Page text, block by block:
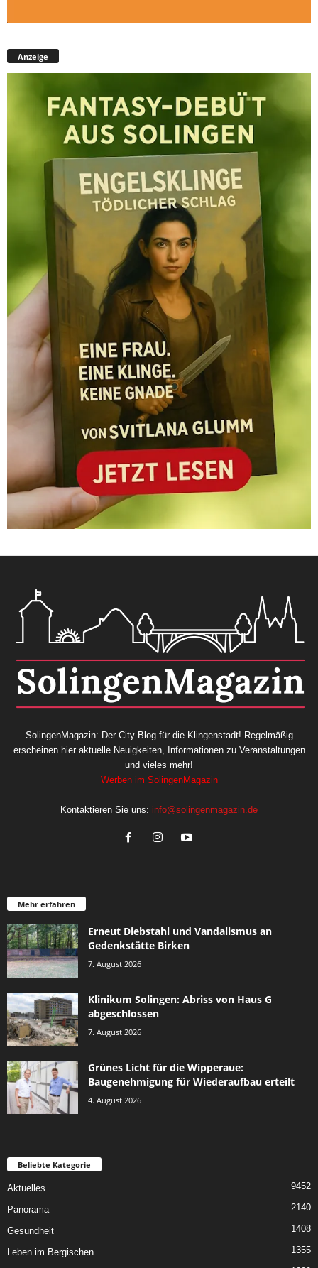
Anzeige
SolingenMagazin: Der City-Blog für die Klingenstadt! Regelmäßig
erscheinen hier aktuelle Neuigkeiten, Informationen zu Veranstaltungen
und vieles mehr!
Werben im SolingenMagazin
Kontaktieren Sie uns: info@solingenmagazin.de
Mehr erfahren
Erneut Diebstahl und Vandalismus an
Gedenkstätte Birken
7. August 2026
Klinikum Solingen: Abriss von Haus G
abgeschlossen
7. August 2026
Grünes Licht für die Wipperaue:
Baugenehmigung für Wiederaufbau erteilt
4. August 2026
Beliebte Kategorie
Aktuelles 9452
Panorama 2140
Gesundheit 1408
Leben im Bergischen 1355